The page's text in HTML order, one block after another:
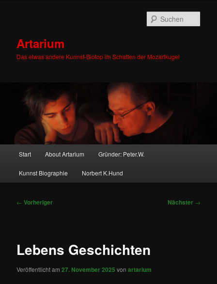
Artarium
Das etwas andere Kunnst-Biotop im Schatten der Mozartkugel
Start About Artarium Gründer: Peter.W.
Kunnst Biographie Norbert K.Hund
Beitragsnavigation
← Vorheriger Nächster →
Lebens Geschichten
Veröffentlicht am27. November 2025 vonartarium